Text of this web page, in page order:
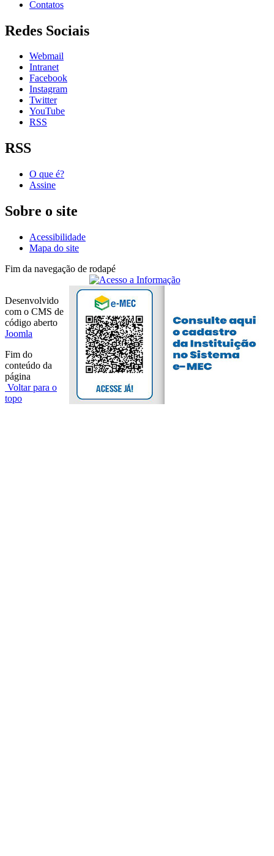
Contatos
Redes Sociais
Webmail
Intranet
Facebook
Instagram
Twitter
YouTube
RSS
RSS
O que é?
Assine
Sobre o site
Acessibilidade
Mapa do site
Fim da navegação de rodapé
Desenvolvido
com o CMS de
código aberto
Joomla
Fim do
conteúdo da
página
Voltar para o
topo